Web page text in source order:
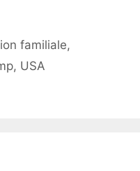
familiale,
, USA